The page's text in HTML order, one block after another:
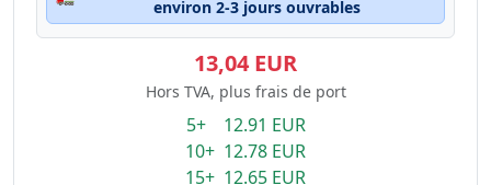
environ 2-3 jours ouvrables
13,04 EUR
Hors TVA, plus frais de port
5+ 12.91 EUR
10+ 12.78 EUR
15+ 12.65 EUR